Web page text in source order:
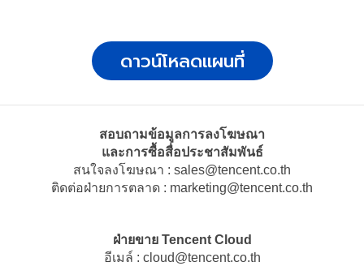
ดาวน์โหลดแผนที่
สอบถามข้อมูลการลงโฆษณา
และการซื้อสื่อประชาสัมพันธ์
สนใจลงโฆษณา : sales@tencent.co.th
ติดต่อฝ่ายการตลาด : marketing@tencent.co.th
ฝ่ายขาย Tencent Cloud
อีเมล์ : cloud@tencent.co.th